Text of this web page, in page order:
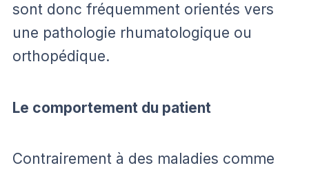
sont donc fréquemment orientés vers
une pathologie rhumatologique ou
orthopédique.
Le comportement du patient
Contrairement à des maladies comme